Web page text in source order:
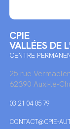
CPIE
VALLÉES DE
CENTRE
25 rue Vermaelen
62390 Auxi-le-
03 21 04 05 79
CONTACT@CPIE-